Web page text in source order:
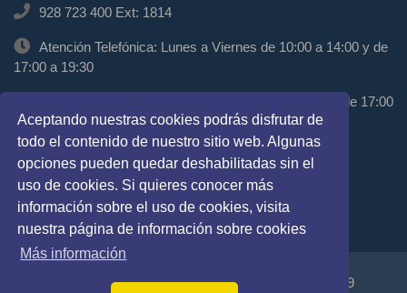
Aceptando nuestras cookies podrás disfrutar de
todo el contenido de nuestro sitio web. Algunas
opciones pueden quedar deshabilitadas sin el
uso de cookies. Si quieres conocer más
información sobre el uso de cookies, visita
nuestra página de información sobre cookies
Más información
928 723 400 Ext: 1814
Atención Telefónica: Lunes a Viernes de 10:00 a 14:00 y de
17:00 a 19:30
Atención Presencial: Miércoles de 11:00 a 13:00 y de 17:00
a 19:00
Síguenos
Copyright © Universidad de Verano de Maspalomas 2019